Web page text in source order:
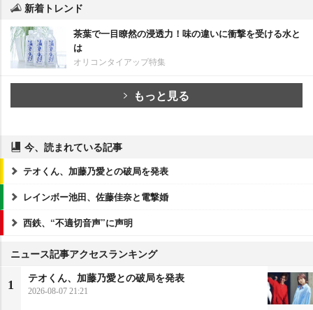
新着トレンド
茶葉で一目瞭然の浸透力！味の違いに衝撃を受ける水と
は
オリコンタイアップ特集
もっと見る
今、読まれている記事
テオくん、加藤乃愛との破局を発表
レインボー池田、佐藤佳奈と電撃婚
西鉄、“不適切音声”に声明
ニュース記事アクセスランキング
1
テオくん、加藤乃愛との破局を発表
2026-08-07 21:21